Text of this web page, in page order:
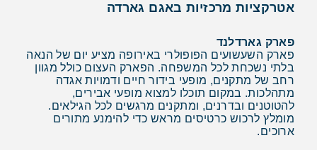
אטרקציות מרכזיות באגם גארדה
פארק גארדלנד
פארק השעשועים הפופולרי באירופה מציע יום של הנאה
בלתי נשכחת לכל המשפחה. הפארק העצום כולל מגוון
רחב של מתקנים, מופעי בידור חיים ודמויות אגדה
מתהלכות. במקום תוכלו למצוא מופעי אבירים,
להטוטנים ובדרנים, ומתקנים מרגשים לכל הגילאים.
מומלץ לרכוש כרטיסים מראש כדי להימנע מתורים
ארוכים.